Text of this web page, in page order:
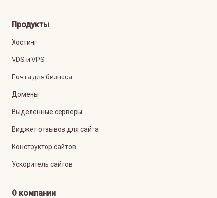
Продукты
Хостинг
VDS и VPS
Почта для бизнеса
Домены
Выделенные серверы
Виджет отзывов для сайта
Конструктор сайтов
Ускоритель сайтов
О компании